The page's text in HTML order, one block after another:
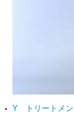
Y トリートメン